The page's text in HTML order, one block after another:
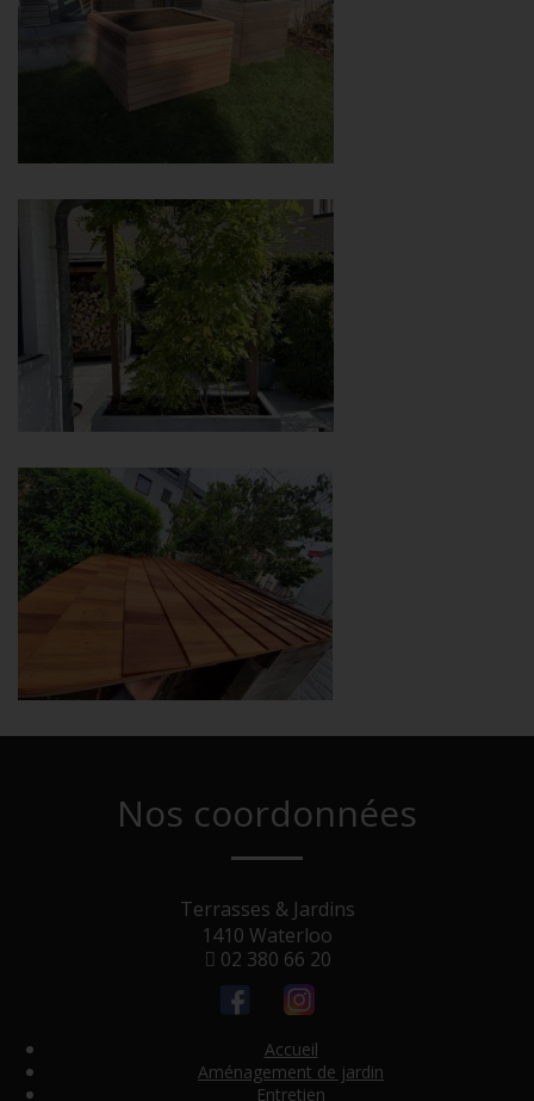
Nos coordonnées
Terrasses & Jardins
1410 Waterloo
02 380 66 20
Accueil
Aménagement de jardin
Entretien